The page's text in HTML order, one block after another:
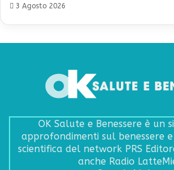
3 Agosto 2026
OK Salute e Benessere è un
approfondimenti sul benessere
scientifica del network PRS
anche Radio